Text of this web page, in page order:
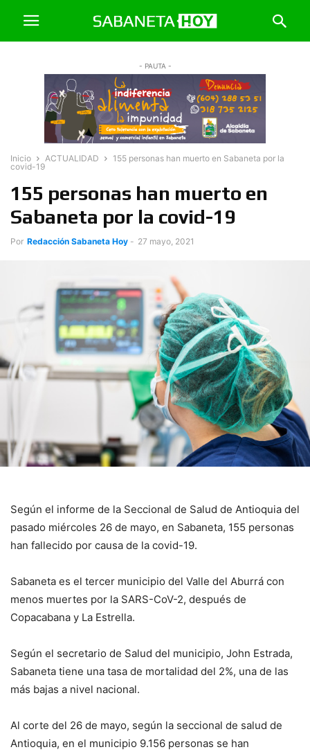
- PAUTA -
Inicio ACTUALIDAD
155 personas han muerto en Sabaneta por la
covid-19
155 personas han muerto en
Sabaneta por la covid-19
Por Redacción Sabaneta Hoy - 27 mayo, 2021
Según el informe de la Seccional de Salud de Antioquia del
pasado miércoles 26 de mayo, en Sabaneta, 155 personas
han fallecido por causa de la covid-19.
Sabaneta es el tercer municipio del Valle del Aburrá con
menos muertes por la SARS-CoV-2, después de
Copacabana y La Estrella.
Según el secretario de Salud del municipio, John Estrada,
Sabaneta tiene una tasa de mortalidad del 2%, una de las
más bajas a nivel nacional.
Al corte del 26 de mayo, según la seccional de salud de
Antioquia, en el municipio 9.156 personas se han